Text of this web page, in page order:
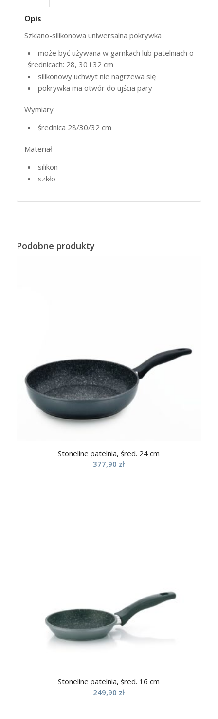
Opis
Szklano-silikonowa uniwersalna pokrywka
może być używana w garnkach lub patelniach o
średnicach: 28, 30 i 32 cm
silikonowy uchwyt nie nagrzewa się
pokrywka ma otwór do ujścia pary
Wymiary
średnica 28/30/32 cm
Materiał
silikon
szkło
Podobne produkty
Stoneline patelnia, śred. 24 cm
377,90 zł
Stoneline patelnia, śred. 16 cm
249,90 zł